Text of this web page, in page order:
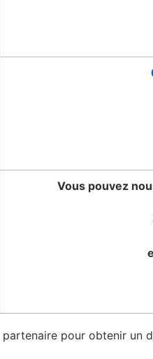
Vous pouvez
partenaire pour obtenir un